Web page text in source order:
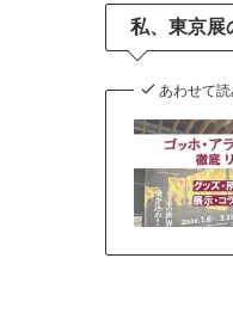
私、東京展
あわせて